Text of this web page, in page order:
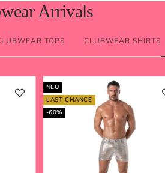
Arrivals
TOPS CLUBWEAR SHIRTS
NEU
LAST CHANCE
-60%